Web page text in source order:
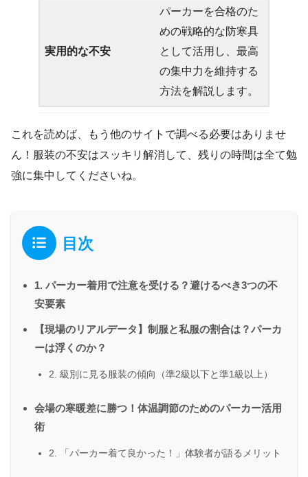
実用的な不安
パーカーを合格のた
めの戦略的な防寒具
として活用し、最高
の集中力を維持する
方法を解説します。
これを読めば、もう他のサイトで調べる必要はありませ
ん！服装の不安はスッキリ解消して、残りの時間は全て勉
強に集中してくださいね。
目次
1. パーカー着用で注意を受ける？避けるべき3つの不
安要素
【現場のリアルデータ】制服と私服の割合は？パーカ
ーは浮くのか？
2. 級別に見る服装の傾向（準2級以下と準1級以上）
会場の寒暖差に勝つ！体温調節のためのパーカー活用
術
2. 「パーカー着て良かった！」体験者が語るメリット